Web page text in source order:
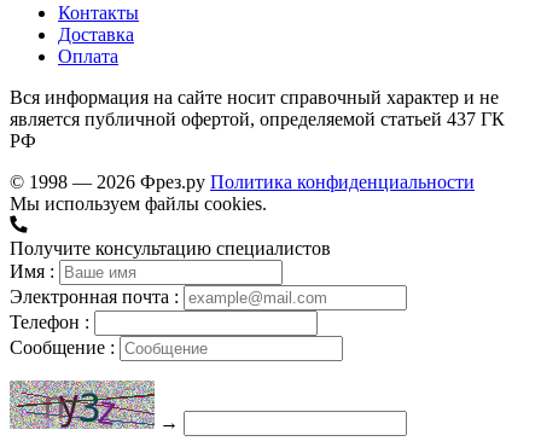
Контакты
Доставка
Оплата
Вся информация на сайте носит справочный характер и не
является публичной офертой, определяемой статьей 437 ГК
РФ
© 1998 — 2026 Фрез.ру Политика конфиденциальности
Мы используем файлы cookies.
Получите консультацию специалистов
Имя :
Электронная почта :
Телефон :
Сообщение :
→